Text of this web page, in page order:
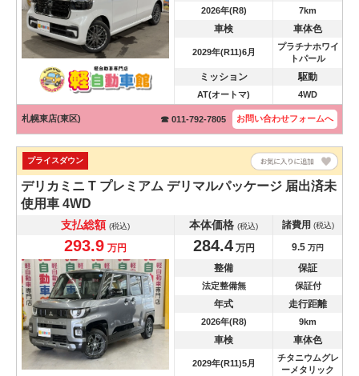
2026年(R8) 7km
車検 車体色
2029年(R11)6月
プラチナホワイ
トパール
ミッション 駆動
AT(オートマ) 4WD
札幌東店(東区) ☎ 011-792-7805 お問い合わせフォームへ
プライスダウン
デリカミニ T プレミアム デリマルパッケージ 届出済未
使用車 4WD
支払総額 (税込) 本体価格 (税込) 諸費用 (税込)
293.9 万円 284.4万円 9.5 万円
整備 保証
法定整備無 保証付
年式 走行距離
2026年(R8) 9km
車検 車体色
2029年(R11)5月
チタニウムグレ
ーメタリック